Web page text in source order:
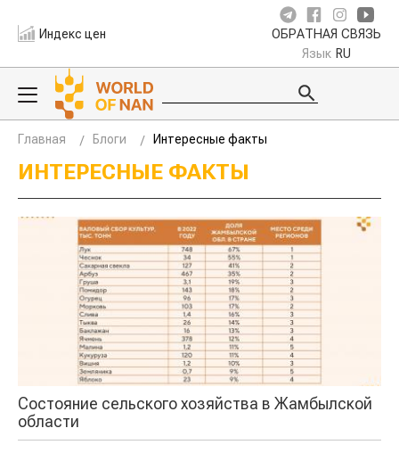
Индекс цен ОБРАТНАЯ СВЯЗЬ
Язык RU
Главная Блоги Интересные факты
ИНТЕРЕСНЫЕ ФАКТЫ
Состояние сельского хозяйства в Жамбылской
области